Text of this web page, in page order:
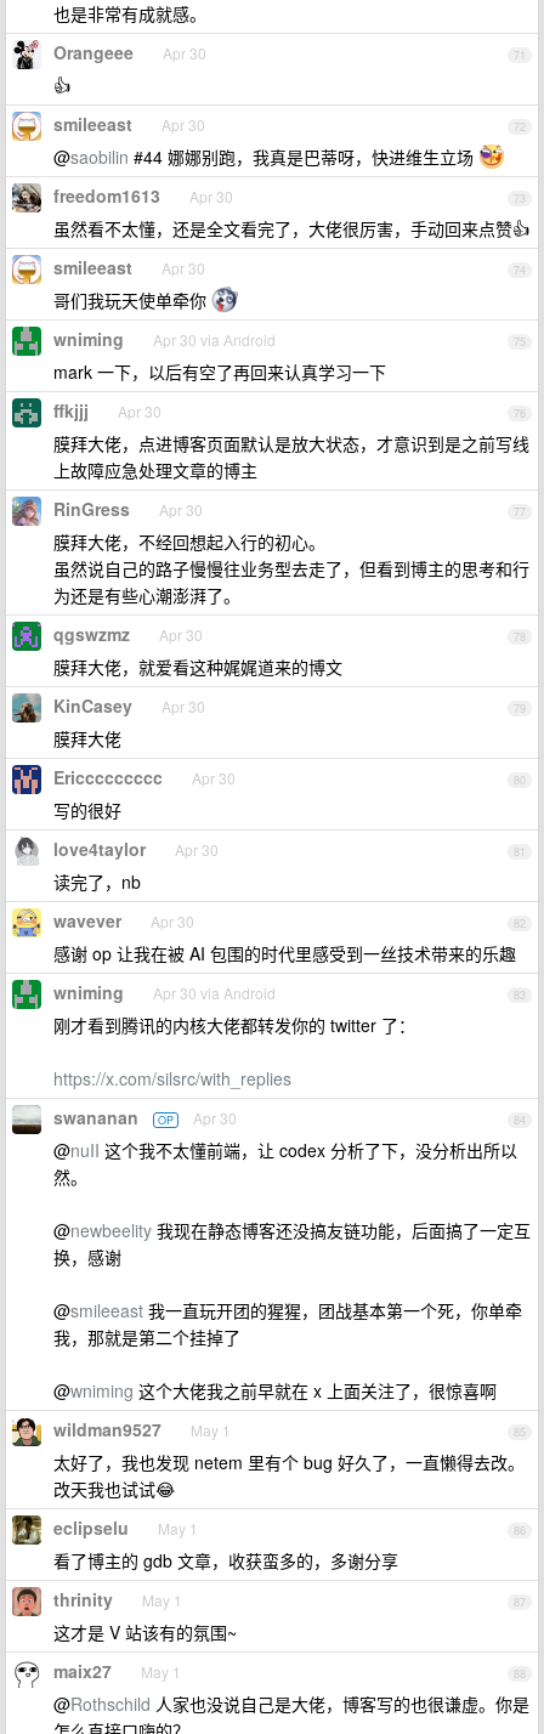
也是非常有成就感。
71
Orangeee Apr 30
👍
72
smileeast Apr 30
@saobilin #44 娜娜别跑，我真是巴蒂呀，快进维生立场
73
freedom1613 Apr 30
虽然看不太懂，还是全文看完了，大佬很厉害，手动回来点赞👍
74
smileeast Apr 30
哥们我玩天使单牵你
75
wniming Apr 30 via Android
mark 一下，以后有空了再回来认真学习一下
76
ffkjjj Apr 30
膜拜大佬，点进博客页面默认是放大状态，才意识到是之前写线
上故障应急处理文章的博主
77
RinGress Apr 30
膜拜大佬，不经回想起入行的初心。
虽然说自己的路子慢慢往业务型去走了，但看到博主的思考和行
为还是有些心潮澎湃了。
78
qgswzmz Apr 30
膜拜大佬，就爱看这种娓娓道来的博文
79
KinCasey Apr 30
膜拜大佬
80
Ericcccccccc Apr 30
写的很好
81
love4taylor Apr 30
读完了，nb
82
wavever Apr 30
感谢 op 让我在被 AI 包围的时代里感受到一丝技术带来的乐趣
83
wniming Apr 30 via Android
刚才看到腾讯的内核大佬都转发你的 twitter 了：
https://x.com/silsrc/with_replies
84
swananan OP Apr 30
@nuII 这个我不太懂前端，让 codex 分析了下，没分析出所以
然。
@newbeelity 我现在静态博客还没搞友链功能，后面搞了一定互
换，感谢
@smileeast 我一直玩开团的猩猩，团战基本第一个死，你单牵
我，那就是第二个挂掉了
@wniming 这个大佬我之前早就在 x 上面关注了，很惊喜啊
85
wildman9527 May 1
太好了，我也发现 netem 里有个 bug 好久了，一直懒得去改。
改天我也试试😂
86
eclipselu May 1
看了博主的 gdb 文章，收获蛮多的，多谢分享
87
thrinity May 1
这才是 V 站该有的氛围~
88
maix27 May 1
@Rothschild 人家也没说自己是大佬，博客写的也很谦虚。你是